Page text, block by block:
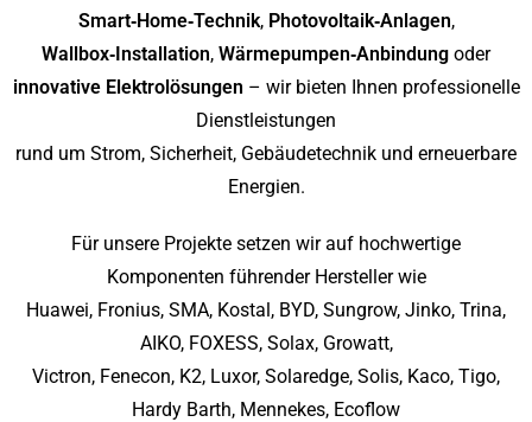
Smart‑Home‑Technik, Photovoltaik‑Anlagen,
Wallbox‑Installation, Wärmepumpen‑Anbindung oder
innovative Elektrolösungen – wir bieten Ihnen professionelle
Dienstleistungen
rund um Strom, Sicherheit, Gebäudetechnik und erneuerbare
Energien.
Für unsere Projekte setzen wir auf hochwertige
Komponenten führender Hersteller wie
Huawei, Fronius, SMA, Kostal, BYD, Sungrow, Jinko, Trina,
AIKO, FOXESS, Solax, Growatt,
Victron, Fenecon, K2, Luxor, Solaredge, Solis, Kaco, Tigo,
Hardy Barth, Mennekes, Ecoflow